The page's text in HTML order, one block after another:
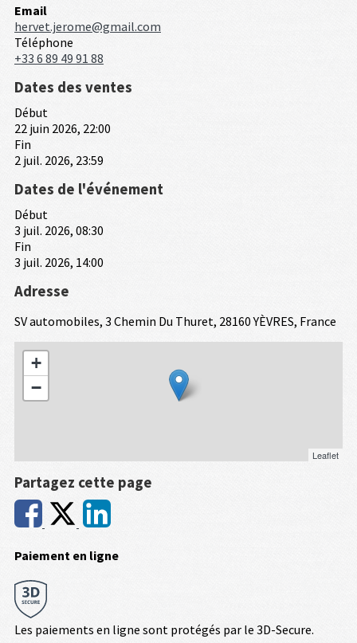
Email
hervet.jerome@gmail.com
Téléphone
+33 6 89 49 91 88
Dates des ventes
Début
22 juin 2026, 22:00
Fin
2 juil. 2026, 23:59
Dates de l'événement
Début
3 juil. 2026, 08:30
Fin
3 juil. 2026, 14:00
Adresse
SV automobiles, 3 Chemin Du Thuret, 28160 YÈVRES, France
+
−
Leaflet
Partagez cette page
Paiement en ligne
Les paiements en ligne sont protégés par le 3D-Secure.